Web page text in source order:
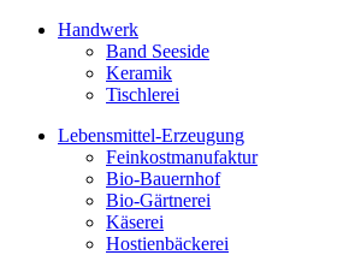
Handwerk
Band Seeside
Keramik
Tischlerei
Lebensmittel-Erzeugung
Feinkostmanufaktur
Bio-Bauernhof
Bio-Gärtnerei
Käserei
Hostienbäckerei